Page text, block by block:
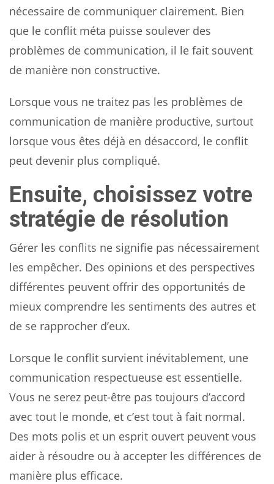
nécessaire de communiquer clairement. Bien
que le conflit méta puisse soulever des
problèmes de communication, il le fait souvent
de manière non constructive.
Lorsque vous ne traitez pas les problèmes de
communication de manière productive, surtout
lorsque vous êtes déjà en désaccord, le conflit
peut devenir plus compliqué.
Ensuite, choisissez votre
stratégie de résolution
Gérer les conflits ne signifie pas nécessairement
les empêcher. Des opinions et des perspectives
différentes peuvent offrir des opportunités de
mieux comprendre les sentiments des autres et
de se rapprocher d’eux.
Lorsque le conflit survient inévitablement, une
communication respectueuse est essentielle.
Vous ne serez peut-être pas toujours d’accord
avec tout le monde, et c’est tout à fait normal.
Des mots polis et un esprit ouvert peuvent vous
aider à résoudre ou à accepter les différences de
manière plus efficace.